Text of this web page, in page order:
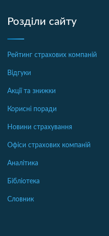
Розділи сайту
Рейтинг страхових компаній
Відгуки
Акції та знижки
Корисні поради
Новини страхування
Офіси страхових компаній
Аналітика
Бібліотека
Словник